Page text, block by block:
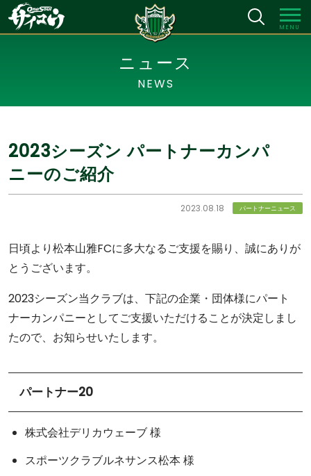
MENU
ニュース
NEWS
2023シーズン パートナーカンパ
ニーのご紹介
2023.08.18 パートナーニュース
日頃より松本山雅FCに多大なるご支援を賜り、誠にありが
とうございます。
2023シーズン当クラブは、下記の企業・団体様にパート
ナーカンパニーとしてご支援いただけることが決定しまし
たので、お知らせいたします。
パートナー20
株式会社デリカウェーブ 様
スポーツクラブルネサンス松本 様